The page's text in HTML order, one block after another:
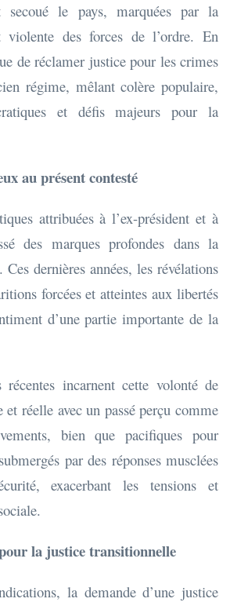
secoué le pays, marquées par la
violente des forces de l’ordre. En
de réclamer justice pour les crimes
régime, mêlant colère populaire,
et défis majeurs pour la
au présent contesté
attribuées à l’ex-président et à
des marques profondes dans la
Ces dernières années, les révélations
forcées et atteintes aux libertés
d’une partie importante de la
récentes incarnent cette volonté de
réelle avec un passé perçu comme
bien que pacifiques pour
par des réponses musclées
exacerbant les tensions et
la justice transitionnelle
la demande d’une justice